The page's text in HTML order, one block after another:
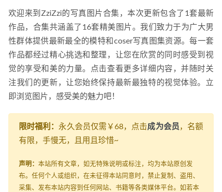
欢迎来到ZziZzi的写真图片合集，本次更新包含了1套最新
作品，合集共涵盖了16套精美图片。我们致力于为广大男
性群体提供最新最全的模特和coser写真图集资源。每一套
作品都经过精心挑选和整理，让您在欣赏的同时感受到视
觉的享受和美的力量。点击查看更多详细内容，并随时关
注我们的更新，让您始终保持最新最独特的视觉体验。立
即浏览图片，感受美的魅力吧！
限时福利： 永久会员仅需￥68，点击成为会员，名额
有限，手慢无，且用且珍惜~
声明： 本站所有文章，如无特殊说明或标注，均为本站原创发
布。任何个人或组织，在未征得本站同意时，禁止复制、盗用、
采集、发布本站内容到任何网站、书籍等各类媒体平台。如若本